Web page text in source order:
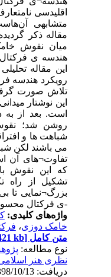
اقلیدسی نامتعارف که
متشابهی آن‌هاست.
مقاله ذکر گردیده است
میان نقوش خامک-
هندسه ی فرکتال وجود
این مقاله تحلیلی و
رویکرد هندسه فرکتالی
تلاش صورت گرفته
این نوشتار
است. بعد از به دست
روشن شد؛ نقوش
شباهت ها و افتراقاتی
می باشند لکن
تفاوت¬های آن است، در
که این نقوش با
تشکیل از راه تکرار،
بزرگ¬نمایی تا
-ی فرکتال محسوب می
واژه‌های کلیدی:کلمات
خامک دوزی،فرکتال،
متن کامل[PDF 1421 kb]
نوع مطالعه: پژوهشي |
نظری هنر اسلامی